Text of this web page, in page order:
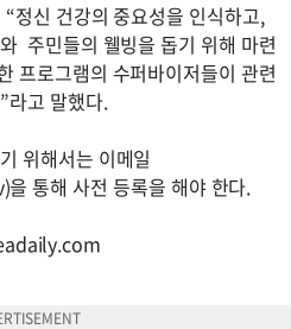
정신 건강의 중요성을 인식하고,
주민들의 웰빙을 돕기 위해 마련
프로그램의 수퍼바이저들이 관련
라고 말했다.
위해서는 이메일
)을 통해 사전 등록을 해야 한다.